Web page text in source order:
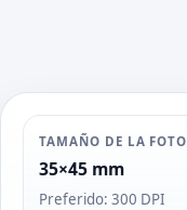
TAMAÑO DE LA FOTO
35×45 mm
Preferido: 300 DPI